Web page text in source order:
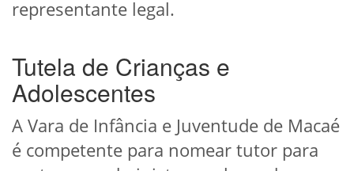
representante legal.
Tutela de Crianças e
Adolescentes
A Vara de Infância e Juventude de Macaé
é competente para nomear tutor para